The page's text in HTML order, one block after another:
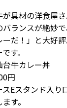
が具材の洋食屋
ランスが絶妙
だ！」と大好
す。
台牛カレー丼
円
Eスタンド入り
す。